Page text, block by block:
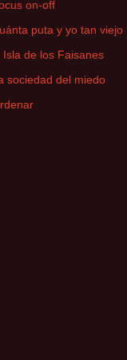
on-off
puta y yo tan viejo
Isla de los Faisanes
sociedad del miedo